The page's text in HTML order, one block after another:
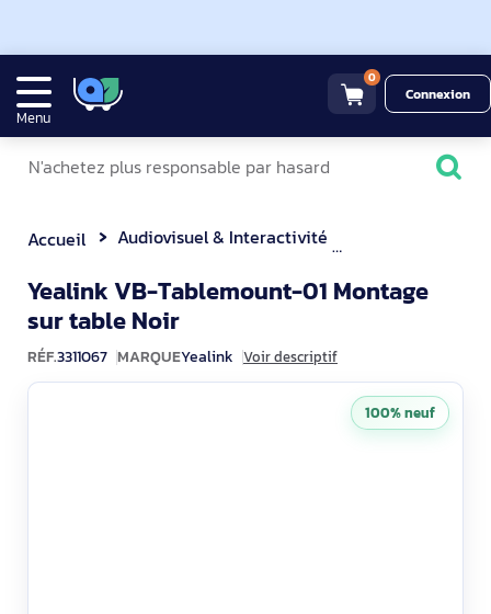
Menu
0
Connexion
Accueil Audiovisuel & Interactivité
Yealink VB-Tablemount-01 Montage
sur table Noir3311067
RÉF.3311067 MARQUEYealink Voir descriptif
100% neuf